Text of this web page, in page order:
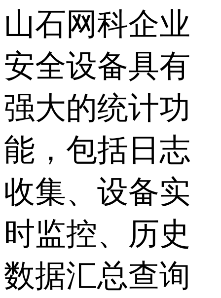
山石网科企业
安全设备具有
强大的统计功
能，包括日志
收集、设备实
时监控、历史
数据汇总查询